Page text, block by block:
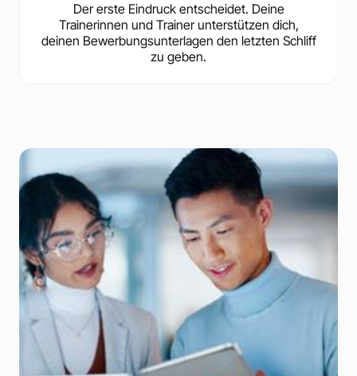
Der erste Eindruck entscheidet. Deine
Trainerinnen und Trainer unterstützen dich,
deinen Bewerbungsunterlagen den letzten Schliff
zu geben.